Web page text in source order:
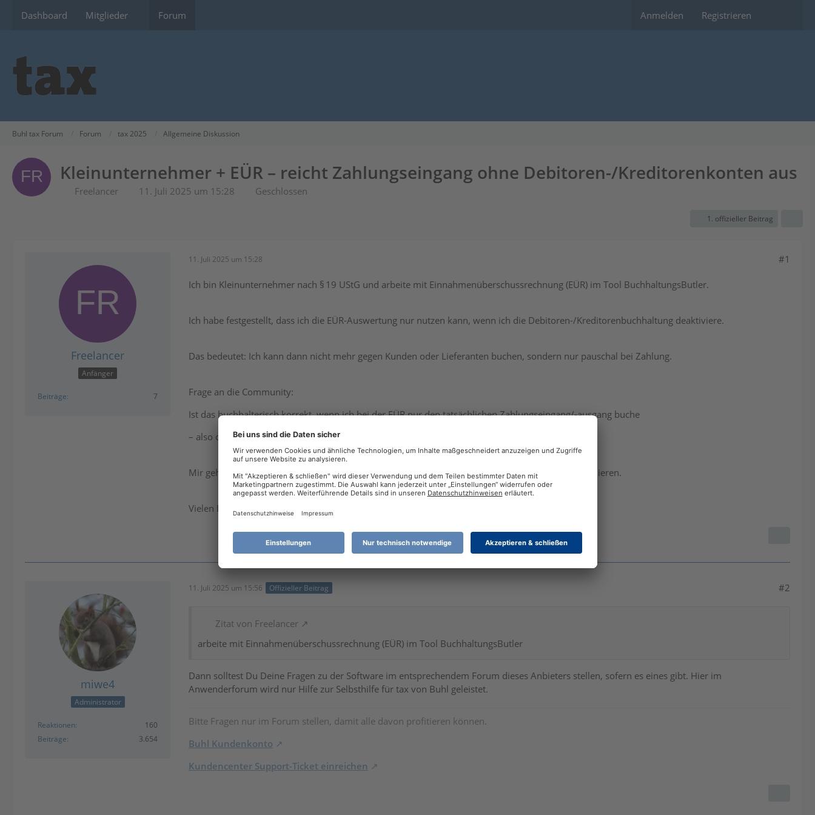
Dashboard Mitglieder Forum Anmelden Registrieren
Buhl tax Forum Forum tax 2025 Allgemeine Diskussion
Kleinunternehmer + EÜR – reicht Zahlungseingang ohne Debitoren-/Kreditorenkonten aus
Freelancer 11. Juli 2025 um 15:28 Geschlossen
1. offizieller Beitrag
Freelancer
Anfänger
Beiträge 7
11. Juli 2025 um 15:28 #1
Ich bin Kleinunternehmer nach § 19 UStG und arbeite mit Einnahmenüberschussrechnung (EÜR) im Tool BuchhaltungsButler.
Ich habe festgestellt, dass ich die EÜR-Auswertung nur nutzen kann, wenn ich die Debitoren-/Kreditorenbuchhaltung deaktiviere.
Das bedeutet: Ich kann dann nicht mehr gegen Kunden oder Lieferanten buchen, sondern nur pauschal bei Zahlung.
Frage an die Community:
Ist das buchhalterisch korrekt, wenn ich bei der EÜR nur den tatsächlichen Zahlungseingang/-ausgang buche
– also ohne separate Rechnungseingangsbuchung, ohne Debitoren/Kreditoren?
Mir geht es um eine saubere Lösung für Kleinunternehmer, ohne die EÜR-Funktion im Tool zu verlieren.
Vielen Dank für euren Input!
miwe4
Administrator
Reaktionen
160
Beiträge
3.654
11. Juli 2025 um 15:56 Offizieller Beitrag #2
Zitat von Freelancer
arbeite mit Einnahmenüberschussrechnung (EÜR) im Tool BuchhaltungsButler
Dann solltest Du Deine Fragen zu der Software im entsprechendem Forum dieses Anbieters stellen, sofern es eines gibt. Hier im
Anwenderforum wird nur Hilfe zur Selbsthilfe für tax von Buhl geleistet.
Bitte Fragen nur im Forum stellen, damit alle davon profitieren können.
Buhl Kundenkonto
Kundencenter Support-Ticket einreichen